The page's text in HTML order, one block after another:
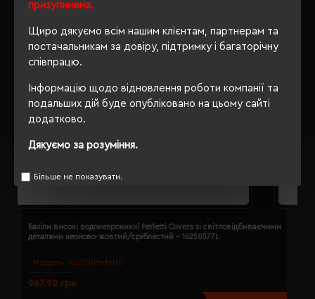
призупинена.
Щиро дякуємо всім нашим клієнтам, партнерам та
постачальникам за довіру, підтримку і багаторічну
співпрацю.
Інформацію щодо відновлення роботи компанії та
подальших дій буде опубліковано на цьому сайті
додатково.
Дякуємо за розуміння.
Більше не показувати.
Модель: 14250(Perletti)
Бахіли високі водонепроникні Perletti Covers зі світловідбиваючими
деталями неоново-жовтий/сріблястий - 14250577L
967.92 грн